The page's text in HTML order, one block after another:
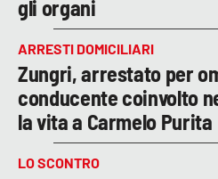
gli organi
ARRESTI DOMICILIARI
Zungri, arrestato per
conducente coinvolto
la vita a Carmelo Purita
LO SCONTRO